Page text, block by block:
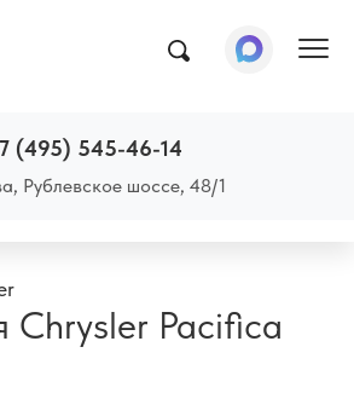
(495) 545-46-14
Рублевское шоссе, 48/1
Chrysler Pacifica